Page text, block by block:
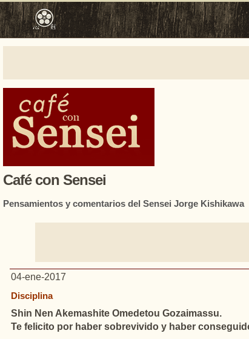
Café con Sensei
Pensamientos y comentarios del Sensei Jorge Kishikawa
04-ene-2017
Disciplina
Shin Nen Akemashite Omedetou Gozaimassu.
Te felicito por haber sobrevivido y haber